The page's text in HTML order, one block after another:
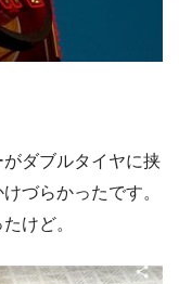
ダブルタイヤに挟
づらかったです。
けど。